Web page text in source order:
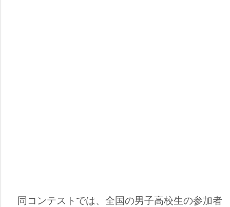
同コンテストでは、全国の男子高校生の参加者